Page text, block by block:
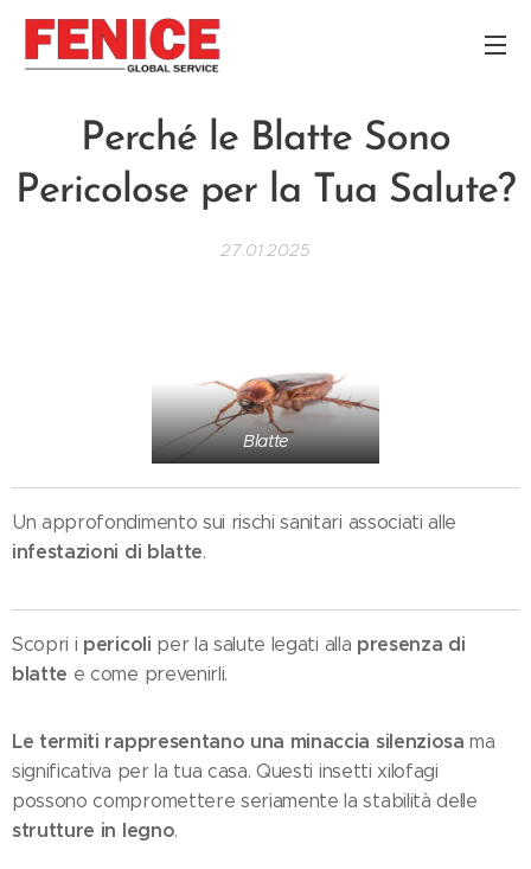
Perché le Blatte Sono
Pericolose per la Tua Salute?
27.01.2025
Blatte
Un approfondimento sui rischi sanitari associati alle
infestazioni di blatte.
Scopri i pericoli per la salute legati alla presenza di
blatte e come prevenirli.
Le termiti rappresentano una minaccia silenziosa ma
significativa per la tua casa. Questi insetti xilofagi
possono compromettere seriamente la stabilità delle
strutture in legno.